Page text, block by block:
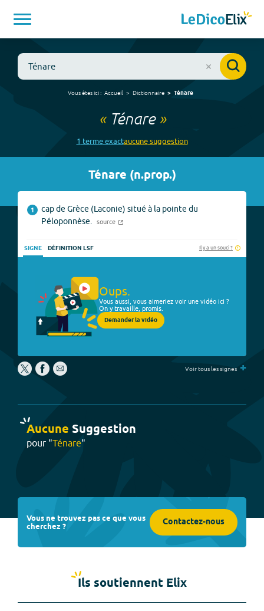
Vous êtes ici : Accueil Dictionnaire Ténare
« Ténare»
1 termeexactaucunesuggestion
Ténare (n.prop.)
1
cap de Grèce (Laconie) situé à la pointe du
Péloponnèse.
source
SIGNE DÉFINITION LSF Il y a un souci ?
Oups.
Vous aussi, vous aimeriez voir une vidéo ici ?
On y travaille, promis.
Demander la vidéo
Voir tous les signes +
Aucune Suggestion
pour "Ténare"
Vous ne trouvez pas ce que vous
cherchez ? Contactez-nous
Ils soutiennent Elix